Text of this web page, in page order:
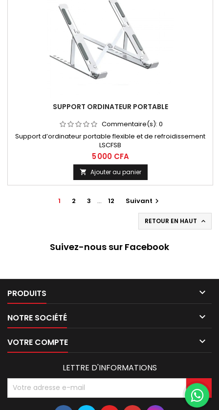
SUPPORT ORDINATEUR PORTABLE
Commentaire(s): 0
Support d’ordinateur portable flexible et de refroidissement
LSCFSB
5 000 CFA
 Ajouter au panier
1 2 3 … 12 Suivant 
RETOUR EN HAUT 
Suivez-nous sur Facebook
PRODUITS 
NOTRE SOCIÉTÉ 
VOTRE COMPTE 
LETTRE D'INFORMATIONS